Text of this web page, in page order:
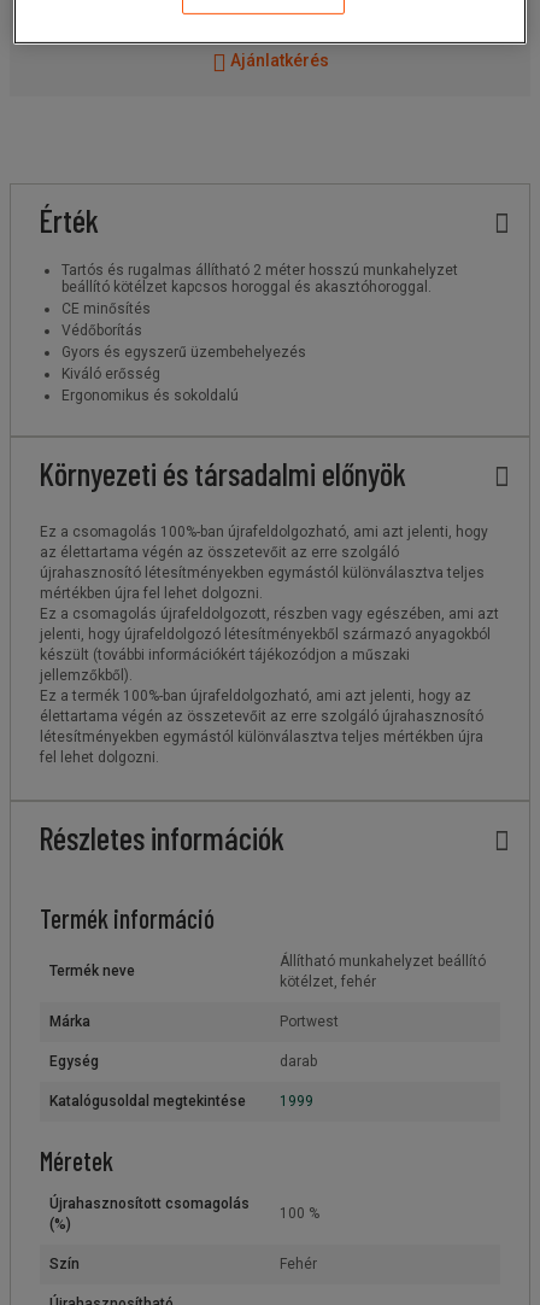
Ajánlatkérés
Érték
Tartós és rugalmas állítható 2 méter hosszú munkahelyzet
beállító kötélzet kapcsos horoggal és akasztóhoroggal.
CE minősítés
Védőborítás
Gyors és egyszerű üzembehelyezés
Kiváló erősség
Ergonomikus és sokoldalú
Környezeti és társadalmi előnyök
Ez a csomagolás 100%-ban újrafeldolgozható, ami azt jelenti, hogy
az élettartama végén az összetevőit az erre szolgáló
újrahasznosító létesítményekben egymástól különválasztva teljes
mértékben újra fel lehet dolgozni.
Ez a csomagolás újrafeldolgozott, részben vagy egészében, ami azt
jelenti, hogy újrafeldolgozó létesítményekből származó anyagokból
készült (további információkért tájékozódjon a műszaki
jellemzőkből).
Ez a termék 100%-ban újrafeldolgozható, ami azt jelenti, hogy az
élettartama végén az összetevőit az erre szolgáló újrahasznosító
létesítményekben egymástól különválasztva teljes mértékben újra
fel lehet dolgozni.
Részletes információk
Termék információ
Termék neve
Állítható munkahelyzet beállító
kötélzet, fehér
Márka Portwest
Egység darab
Katalógusoldal megtekintése 1999
Méretek
Újrahasznosított csomagolás
(%)
100 %
Szín Fehér